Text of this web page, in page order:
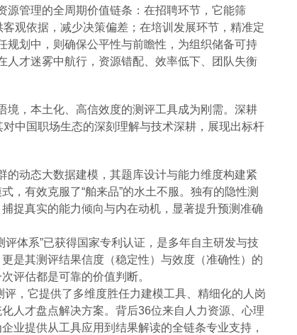
源管理的全周期价值链条：在招聘环节，它能筛
观依据，减少决策偏差；在培训发展环节，精准定
规划中，则确保公平性与前瞻性，为组织储备可持
人才迷雾中航行，资源错配、效率低下、团队失衡
境，本土化、高信效度的测评工具成为刚需。深耕
中国职场生态的深刻理解与技术深耕，展现出标杆
的动态大数据建模，其题库设计与能力维度构建紧
，有效克服了“舶来品”的水土不服。独有的隐性测
捉真实的能力倾向与内在动机，显著提升预测准确
评体系”已获得国家专利认证，是多年自主研发与技
是其测评结果信度（稳定性）与效度（准确性）的
评估都是可靠的价值判断。
评，它提供了多维度胜任力建模工具、精细化的人岗
人才盘点解决方案。背后36位来自人力资源、心理
业提供从工具应用到结果解读的全链条专业支持，